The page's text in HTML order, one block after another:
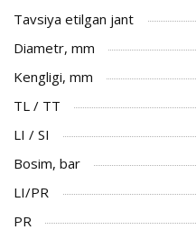
Tavsiya etilgan jant
Diametr, mm
Kengligi, mm
TL / TT
LI / SI
Bosim, bar
LI/PR
PR